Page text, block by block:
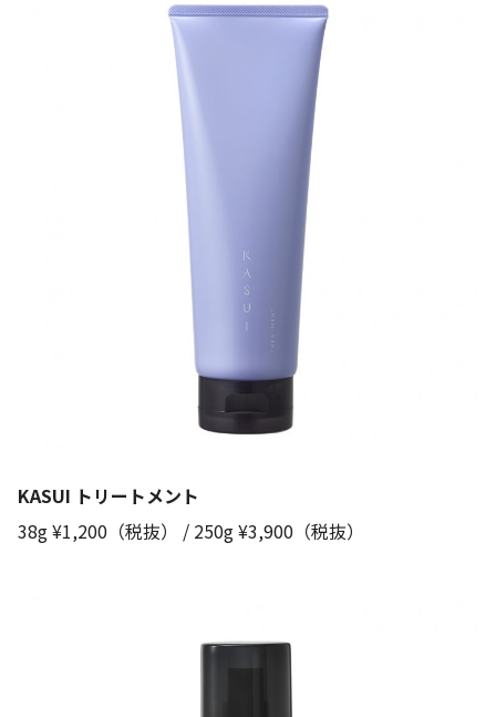
KASUI トリートメント
38g ¥1,200（税抜） / 250g ¥3,900（税抜）